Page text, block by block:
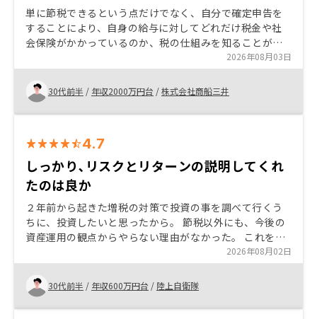
単に節税できるという点だけでなく、自分で確定申告を
することにより、自身の給与に対してどれだけ税金や社
会保険がかかっているのか、税の仕組みを知ることがで
きた。 それによって、物件を運用する事により、どれだ
け節税効果があるのかをリノシーで知ることができた。
2026年08月03日
30代前半 / 年収2000万円台 /株式会社商船三井
4.7
しっかり､リスクとリターンの説明してくれ
たのは良か
２年前から起きた増税の対策で投資の事を調べて行くう
ちに、投資したいと思ったから。 節税以外にも、今後の
資産運用の観点からやらない理由がなかった。 これを境
に投資の事を勉強したいと思った。 ただし、この国にお
いては投資のことについて理解が追いついてないため、
他の人にすすめる事は難しい。 説明時に専門用語も大事
だが、専門用語を例え話しで説明した方が良いと思っ
た。
2026年08月02日
30代前半 / 年収600万円台 / 陸上自衛隊